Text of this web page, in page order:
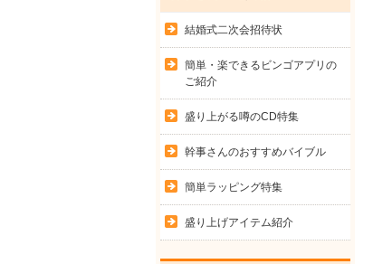
結婚式二次会招待状
簡単・楽できるビンゴアプリの
ご紹介
盛り上がる噂のCD特集
幹事さんのおすすめバイブル
簡単ラッピング特集
盛り上げアイテム紹介